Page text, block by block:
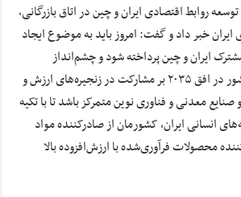
روابط اقتصادی ایران و چین در اتاق بازرگانی،
ایران خبر داد و گفت: امروز باید به موضوع ایجاد
ایران و چین پرداخته شود و چشم‌انداز
همکاری اقتصادی دو کشور در افق ۲۰۳۵ بر مشارکت در زنجیره‌های ارزش و
معدنی و فناوری نوین متمرکز باشد تا با تکیه
انسانی ایران، کشورمان از صادرکننده مواد
محصولات فرآوری‌شده با ارزش‌افزوده بالا